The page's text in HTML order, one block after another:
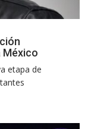
México
etapa de